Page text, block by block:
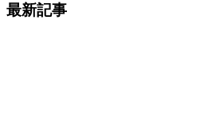
最新記事